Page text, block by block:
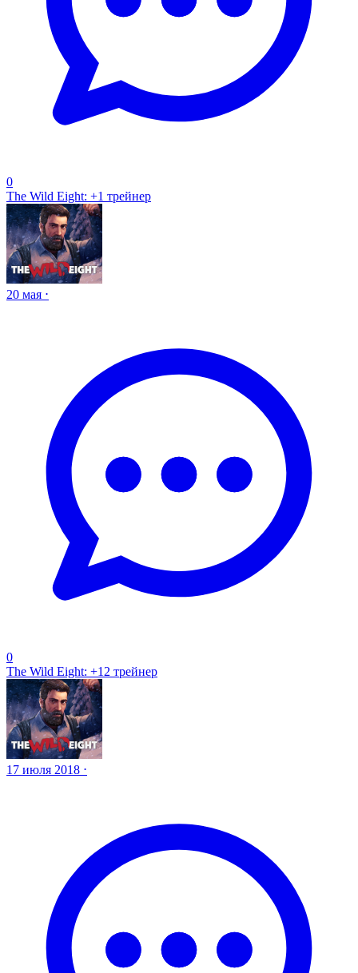
0
The Wild Eight: +1 трейнер
20 мая ⋅
0
The Wild Eight: +12 трейнер
17 июля 2018 ⋅